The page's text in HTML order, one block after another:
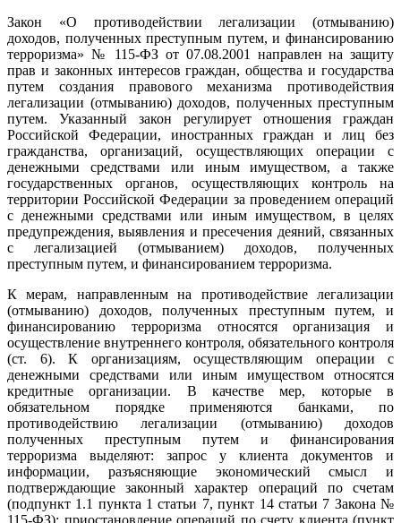
Закон «О противодействии легализации (отмыванию)
доходов, полученных преступным путем, и финансированию
терроризма» № 115-ФЗ от 07.08.2001 направлен на защиту
прав и законных интересов граждан, общества и государства
путем создания правового механизма противодействия
легализации (отмыванию) доходов, полученных преступным
путем. Указанный закон регулирует отношения граждан
Российской Федерации, иностранных граждан и лиц без
гражданства, организаций, осуществляющих операции с
денежными средствами или иным имуществом, а также
государственных органов, осуществляющих контроль на
территории Российской Федерации за проведением операций
с денежными средствами или иным имуществом, в целях
предупреждения, выявления и пресечения деяний, связанных
с легализацией (отмыванием) доходов, полученных
преступным путем, и финансированием терроризма.
К мерам, направленным на противодействие легализации
(отмыванию) доходов, полученных преступным путем, и
финансированию терроризма относятся организация и
осуществление внутреннего контроля, обязательного контроля
(ст. 6). К организациям, осуществляющим операции с
денежными средствами или иным имуществом относятся
кредитные организации. В качестве мер, которые в
обязательном порядке применяются банками, по
противодействию легализации (отмыванию) доходов
полученных преступным путем и финансирования
терроризма выделяют: запрос у клиента документов и
информации, разъясняющие экономический смысл и
подтверждающие законный характер операций по счетам
(подпункт 1.1 пункта 1 статьи 7, пункт 14 статьи 7 Закона №
115-ФЗ); приостановление операций по счету клиента (пункт